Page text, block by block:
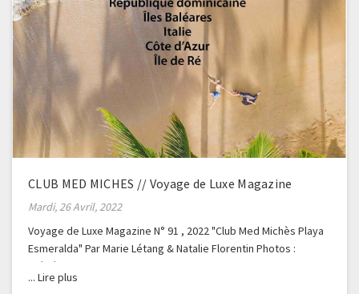
CLUB MED MICHES // Voyage de Luxe Magazine
Mardi, 26 Avril, 2022
Voyage de Luxe Magazine N° 91 , 2022 "Club Med Michès Playa
Esmeralda" Par Marie Létang & Natalie Florentin Photos :
Frédéric Ducout